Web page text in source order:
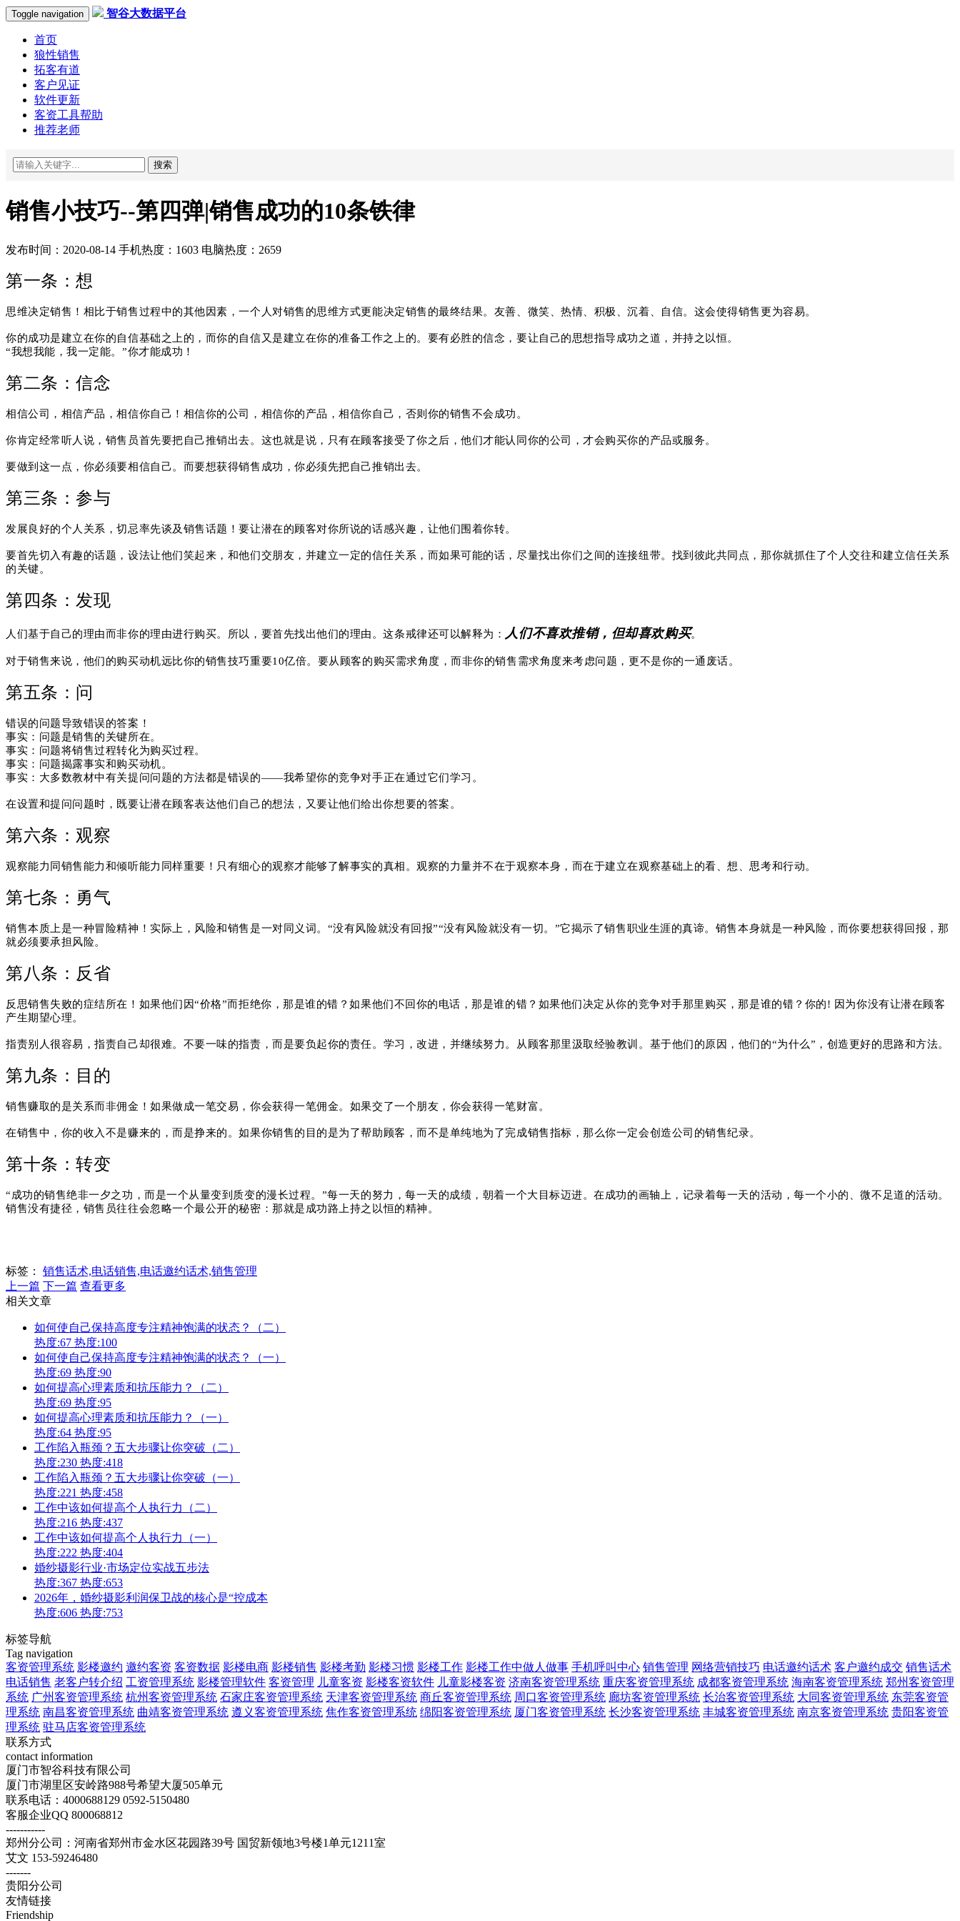
Toggle navigation 智谷大数据平台
首页
狼性销售
拓客有道
客户见证
软件更新
客资工具帮助
推荐老师
搜索
销售小技巧--第四弹|销售成功的10条铁律
发布时间：2020-08-14 手机热度：1603 电脑热度：2659
第一条：想
思维决定销售！ 相比于销售过程中的其他因素，一个人对销售的思维方式更能决定销售的最终结果。 友善、微笑、热情、积极、沉着、自信。 这会使得销售更为容易。
你的成功是建立在你的自信基础之上的，而你的自信又是建立在你的准备工作之上的。 要有必胜的信念，要让自己的思想指导成功之道，并持之以恒。
“我想我能，我一定能。 ”你才能成功！
第二条：信念
相信公司，相信产品，相信你自己！ 相信你的公司，相信你的产品，相信你自己，否则你的销售不会成功。
你肯定经常听人说，销售员首先要把自己推销出去。 这也就是说，只有在顾客接受了你之后，他们才能认同你的公司，才会购买你的产品或服务。
要做到这一点，你必须要相信自己。 而要想获得销售成功，你必须先把自己推销出去。
第三条：参与
发展良好的个人关系，切忌率先谈及销售话题！要让潜在的顾客对你所说的话感兴趣，让他们围着你转。
要首先切入有趣的话题，设法让他们笑起来，和他们交朋友，并建立一定的信任关系，而如果可能的话，尽量找出你们之间的连接纽带。 找到彼此共同点，那你就抓住了个人交往和建立信任关系
的关键。
第四条：发现
人们基于自己的理由而非你的理由进行购买。所以，要首先找出他们的理由。这条戒律还可以解释为： 人们不喜欢推销，但却喜欢购买。
对于销售来说，他们的购买动机远比你的销售技巧重要10亿倍。 要从顾客的购买需求角度，而非你的销售需求角度来考虑问题，更不是你的一通废话。
第五条：问
错误的问题导致错误的答案！
事实： 问题是销售的关键所在。
事实： 问题将销售过程转化为购买过程。
事实： 问题揭露事实和购买动机。
事实： 大多数教材中有关提问问题的方法都是错误的——我希望你的竞争对手正在通过它们学习。
在设置和提问问题时，既要让潜在顾客表达他们自己的想法，又要让他们给出你想要的答案。
第六条：观察
观察能力同销售能力和倾听能力同样重要！ 只有细心的观察才能够了解事实的真相。观察的力量并不在于观察本身，而在于建立在观察基础上的看、想、思考和行动。
第七条：勇气
销售本质上是一种冒险精神！实际上，风险和销售是一对同义词。 “没有风险就没有回报”“没有风险就没有一切。 ”它揭示了销售职业生涯的真谛。 销售本身就是一种风险，而你要想获得回报，那
就必须要承担风险。
第八条：反省
反思销售失败的症结所在！ 如果他们因“价格”而拒绝你，那是谁的错？如果他们不回你的电话，那是谁的错？ 如果他们决定从你的竞争对手那里购买，那是谁的错？ 你的! 因为你没有让潜在顾客
产生期望心理。
指责别人很容易，指责自己却很难。 不要一味的指责，而是要负起你的责任。 学习，改进，并继续努力。 从顾客那里汲取经验教训。 基于他们的原因，他们的“为什么”，创造更好的思路和方法。
第九条：目的
销售赚取的是关系而非佣金！如果做成一笔交易，你会获得一笔佣金。 如果交了一个朋友，你会获得一笔财富。
在销售中，你的收入不是赚来的，而是挣来的。如果你销售的目的是为了帮助顾客，而不是单纯地为了完成销售指标，那么你一定会创造公司的销售纪录。
第十条：转变
“成功的销售绝非一夕之功，而是一个从量变到质变的漫长过程。 ”每一天的努力，每一天的成绩，朝着一个大目标迈进。在成功的画轴上，记录着每一天的活动，每一个小的、微不足道的活动。
销售没有捷径，销售员往往会忽略一个最公开的秘密：那就是成功路上持之以恒的精神。
标签： 销售话术,电话销售,电话邀约话术,销售管理
上一篇 下一篇 查看更多
相关文章
如何使自己保持高度专注精神饱满的状态？（二）
热度:67 热度:100
如何使自己保持高度专注精神饱满的状态？（一）
热度:69 热度:90
如何提高心理素质和抗压能力？（二）
热度:69 热度:95
如何提高心理素质和抗压能力？（一）
热度:64 热度:95
工作陷入瓶颈？五大步骤让你突破（二）
热度:230 热度:418
工作陷入瓶颈？五大步骤让你突破（一）
热度:221 热度:458
工作中该如何提高个人执行力（二）
热度:216 热度:437
工作中该如何提高个人执行力（一）
热度:222 热度:404
婚纱摄影行业·市场定位实战五步法
热度:367 热度:653
2026年，婚纱摄影利润保卫战的核心是“控成本
热度:606 热度:753
标签导航
Tag navigation
客资管理系统 影楼邀约 邀约客资 客资数据 影楼电商 影楼销售 影楼考勤 影楼习惯 影楼工作 影楼工作中做人做事 手机呼叫中心 销售管理 网络营销技巧 电话邀约话术 客户邀约成交 销售话术
电话销售 老客户转介绍 工资管理系统 影楼管理软件 客资管理 儿童客资 影楼客资软件 儿童影楼客资 济南客资管理系统 重庆客资管理系统 成都客资管理系统 海南客资管理系统 郑州客资管理
系统 广州客资管理系统 杭州客资管理系统 石家庄客资管理系统 天津客资管理系统 商丘客资管理系统 周口客资管理系统 廊坊客资管理系统 长治客资管理系统 大同客资管理系统 东莞客资管
理系统 南昌客资管理系统 曲靖客资管理系统 遵义客资管理系统 焦作客资管理系统 绵阳客资管理系统 厦门客资管理系统 长沙客资管理系统 丰城客资管理系统 南京客资管理系统 贵阳客资管
理系统 驻马店客资管理系统
联系方式
contact information
厦门市智谷科技有限公司
厦门市湖里区安岭路988号希望大厦505单元
联系电话：4000688129 0592-5150480
客服企业QQ 800068812
-----------
郑州分公司：河南省郑州市金水区花园路39号 国贸新领地3号楼1单元1211室
艾文 153-59246480
-------
贵阳分公司
友情链接
Friendship